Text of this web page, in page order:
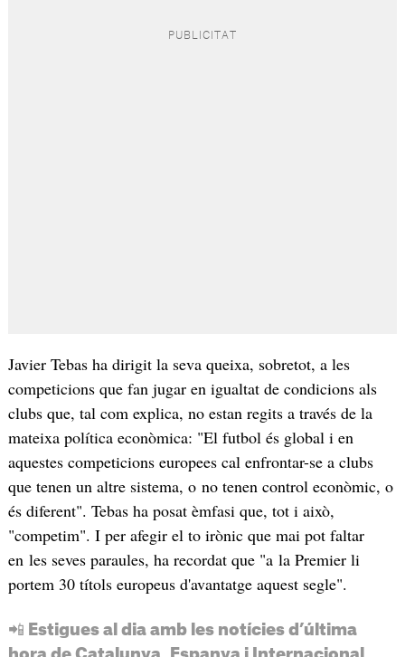
Javier Tebas ha dirigit la seva queixa, sobretot, a les
competicions que fan jugar en igualtat de condicions als
clubs que, tal com explica, no estan regits a través de la
mateixa política econòmica: "El futbol és global i en
aquestes competicions europees cal enfrontar-se a clubs
que tenen un altre sistema, o no tenen control econòmic, o
és diferent". Tebas ha posat èmfasi que, tot i això,
"competim". I per afegir el to irònic que mai pot faltar
en les seves paraules, ha recordat que "a la Premier li
portem 30 títols europeus d'avantatge aquest segle".
📲 Estigues al dia amb les notícies d’última